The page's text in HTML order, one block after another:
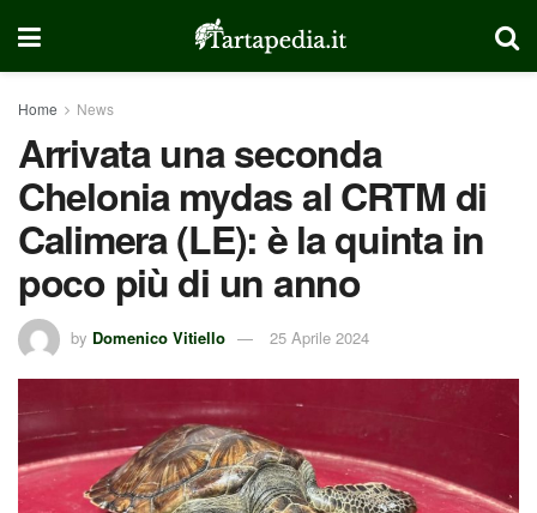
Home News
Arrivata una seconda
Chelonia mydas al CRTM di
Calimera (LE): è la quinta in
poco più di un anno
by Domenico Vitiello 25 Aprile 2024